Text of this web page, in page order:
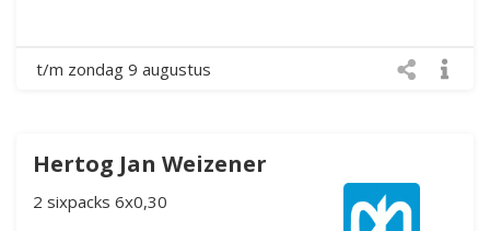
t/m zondag 9 augustus
Hertog Jan Weizener
2 sixpacks 6x0,30